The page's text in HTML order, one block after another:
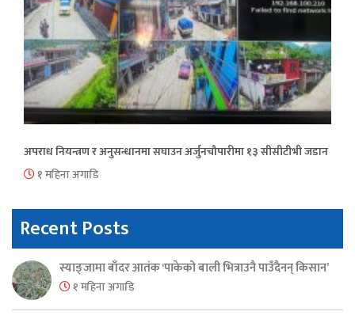
अपराध नियन्त्रण र अनुसन्धानमा सघाउन अर्जुनचौपारीमा १३ सीसीटीभी जडान
१ महिना अगाडि
Recent Posts
स्याङ्जामा बाँदर आतंक ‘पाकेको बाली भित्राउनै पाउँदैनन् किसान’
१ महिना अगाडि